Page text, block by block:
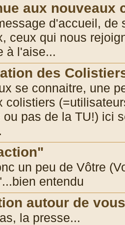
aux nouveaux
d'accueil, de
ceux qui nous
à l'aise...
des
se connaitre, une
colistiers
ou pas de la TU!) ici
un peu de Vôtre
entendu
autour de vous
la presse...